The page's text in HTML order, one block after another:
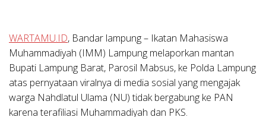
WARTAMU.ID, Bandar lampung– Ikatan Mahasiswa
Muhammadiyah (IMM) Lampung melaporkan mantan
Bupati Lampung Barat, Parosil Mabsus, ke Polda Lampung
atas pernyataan viralnya di media sosial yang mengajak
warga Nahdlatul Ulama (NU) tidak bergabung ke PAN
karena terafiliasi Muhammadiyah dan PKS.